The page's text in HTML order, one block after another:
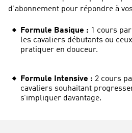
d’abonnement pour répondre à
Formule Basique : 1 cours
les cavaliers débutants ou
pratiquer en douceur.
Formule Intensive : 2 cours
cavaliers souhaitant
s’impliquer davantage.